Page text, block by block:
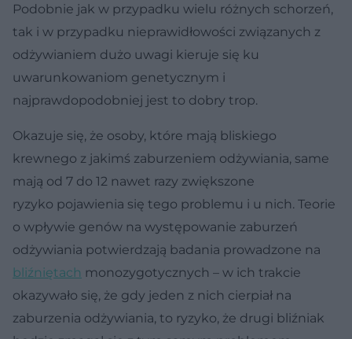
Podobnie jak w przypadku wielu różnych schorzeń,
tak i w przypadku nieprawidłowości związanych z
odżywianiem dużo uwagi kieruje się ku
uwarunkowaniom genetycznym i
najprawdopodobniej jest to dobry trop.
Okazuje się, że osoby, które mają bliskiego
krewnego z jakimś zaburzeniem odżywiania, same
mają od 7 do 12 nawet razy zwiększone
ryzyko pojawienia się tego problemu i u nich. Teorie
o wpływie genów na występowanie zaburzeń
odżywiania potwierdzają badania prowadzone na
bliźniętach monozygotycznych – w ich trakcie
okazywało się, że gdy jeden z nich cierpiał na
zaburzenia odżywiania, to ryzyko, że drugi bliźniak